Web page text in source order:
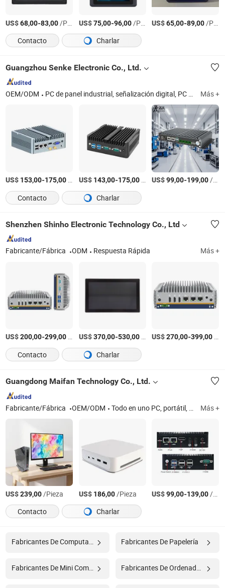
US$68,00-83,00/Pieza US$75,00-96,00/Pieza US$65,00-89,00/Pieza
Contacto
Charlar
Guangzhou Senke Electronic Co., Ltd.
OEM/ODM PC de panel industrial, señalización digital, PC todo en uno, pantalla LCD, reproductor de anuncios, pantalla publicitaria, reproductor publicitario, quiosco, quiosco con pantalla táctil, monitor LCD Más +
US$ 153,00-175,00 US$ 143,00-175,00/Pieza US$99,00-199,00/Pieza
Contacto
Charlar
Shenzhen Shinho Electronic Technology Co., Ltd
Fabricante/Fábrica ODM Respuesta Rápida Más +
US$200,00-299,00 US$370,00-530,00/Pieza US$270,00-399,00
Contacto
Charlar
Guangdong Maifan Technology Co., Ltd.
Fabricante/Fábrica OEM/ODM Todo en uno PC, portátil, mini PC, monitor, computadoras de escritorio, computadoras OPS, computadoras de control industrial, pantalla LCD, panel interactivo Más +
US$239,00/Pieza US$ 186,00/Pieza US$99,00-139,00/Pieza
Contacto
Charlar
Fabricantes De Papelería
Fabricantes De Mini Computadora